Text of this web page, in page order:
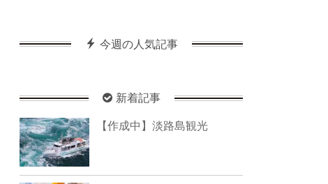
今週の人気記事
新着記事
【作成中】淡路島観光